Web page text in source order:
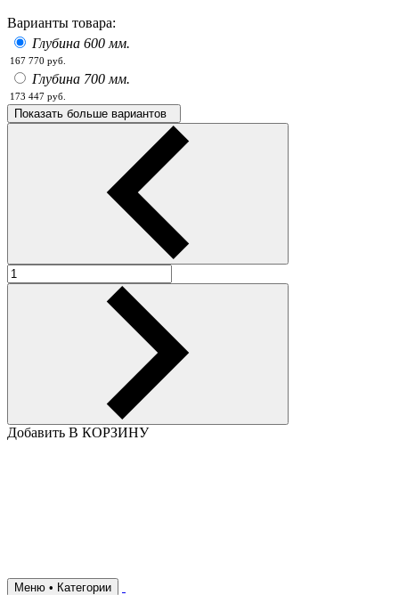
Варианты товара:
Глубина 600 мм.
167 770 руб.
Глубина 700 мм.
173 447 руб.
Показать больше вариантов
Добавить В КОРЗИНУ
Меню • Категории